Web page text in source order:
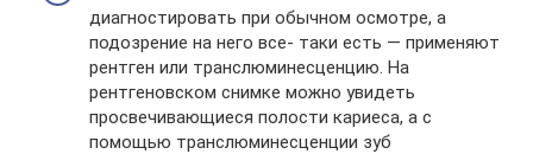
диагностировать при обычном осмотре, а
подозрение на него все- таки есть — применяют
рентген или транслюминесценцию. На
рентгеновском снимке можно увидеть
просвечивающиеся полости кариеса, а с
помощью транслюминесценции зуб